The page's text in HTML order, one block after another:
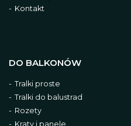
Kontakt
DO BALKONÓW
Tralki proste
Tralki do balustrad
Rozety
Kraty i panele